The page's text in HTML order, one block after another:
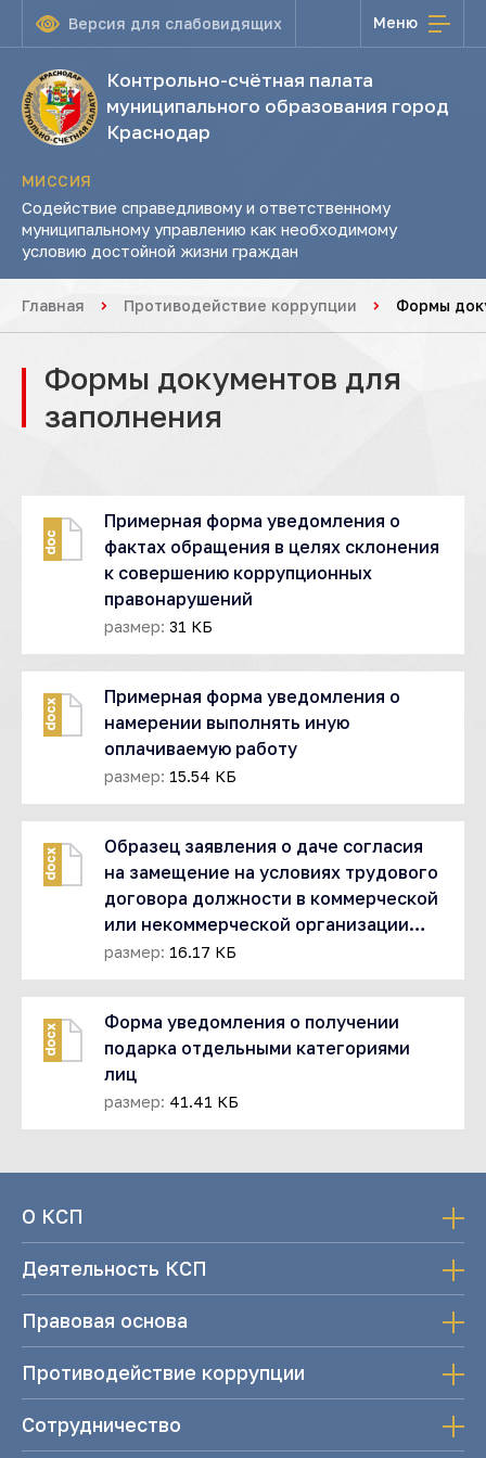
Версия для слабовидящих Меню
Контрольно-счётная палата
муниципального образования город
Краснодар
МИССИЯ
Содействие справедливому и ответственному
муниципальному управлению как необходимому
условию достойной жизни граждан
Главная Противодействие коррупции Формы
Формы документов для
заполнения
doc
Примерная форма уведомления о
фактах обращения в целях склонения
к совершению коррупционных
правонарушений
размер: 31 КБ
docx
Примерная форма уведомления о
намерении выполнять иную
оплачиваемую работу
размер: 15.54 КБ
docx
Образец заявления о даче согласия
на замещение на условиях трудового
договора должности в коммерческой
или некоммерческой организации…
размер: 16.17 КБ
docx
Форма уведомления о получении
подарка отдельными категориями
лиц
размер: 41.41 КБ
О КСП
Деятельность КСП
Правовая основа
Противодействие коррупции
Сотрудничество